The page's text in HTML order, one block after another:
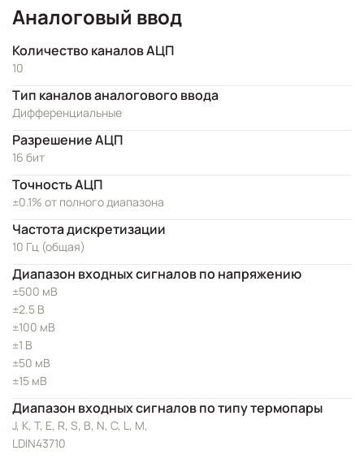
Аналоговый ввод
Количество каналов АЦП
10
Тип каналов аналогового ввода
Дифференциальные
Разрешение АЦП
16 бит
Точность АЦП
±0.1% от полного диапазона
Частота дискретизации
10 Гц (общая)
Диапазон входных сигналов по напряжению
±500 мВ
±2.5 В
±100 мВ
±1 В
±50 мВ
±15 мВ
Диапазон входных сигналов по типу термопары
J, K, T, E, R, S, B, N, C, L, M,
LDIN43710